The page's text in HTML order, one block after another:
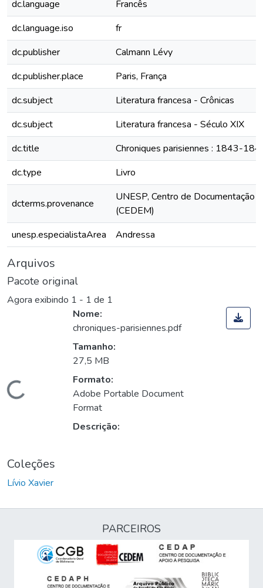
dc.language
Francês
dc.language.iso
fr
dc.publisher
Calmann Lévy
dc.publisher.place
Paris, França
dc.subject
Literatura francesa - Crônicas
dc.subject
Literatura francesa - Século XIX
dc.title
Chroniques parisiennes : 1843-
dc.type
Livro
dcterms.provenance
UNESP, Centro de Documentação
(CEDEM)
unesp.especialistaArea
Andressa
Arquivos
Pacote original
Agora exibindo 1 - 1 de 1
Carregando...
Nome:
chroniques-parisiennes.pdf
Tamanho:
27,5 MB
Formato:
Adobe Portable Document
Format
Descrição:
Coleções
Lívio Xavier
PARCEIROS